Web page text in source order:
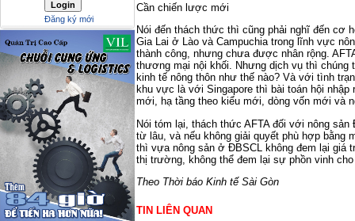
Đăng ký mới
Cần chiến lược mới
Nói đến thách thức thì cũng phải nghĩ đến cơ
Gia Lai ở Lào và Campuchia trong lĩnh vực
thành công, nhưng chưa được nhân rộng.
thương mại nội khối. Nhưng dịch vụ thì
kinh tế nông thôn như thế nào? Và với tình
khu vực là với Singapore thì bài toán hội
mới, hạ tầng theo kiểu mới, dòng vốn mới và
Nói tóm lại, thách thức AFTA đối với nông
từ lâu, và nếu không giải quyết phù hợp bằng
thì vựa nông sản ở ĐBSCL không đem lại giá
thị trường, không thể đem lại sự phồn vinh
Theo Thời báo Kinh tế Sài Gòn
TIN LIÊN QUAN